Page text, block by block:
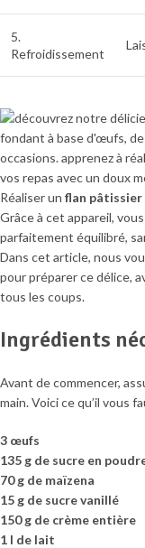
5.
Refroidissement
Réaliser un flan pâtissier
Grâce à cet appareil,
parfaitement équilibré,
Dans cet article, nous
pour préparer ce délice,
tous les coups.
Ingrédients
Avant de commencer,
main. Voici ce qu’il vous
3 œufs
135 g de sucre en
70 g de maïzena
15 g de sucre vanillé
150 g de crème entière
1 l de lait